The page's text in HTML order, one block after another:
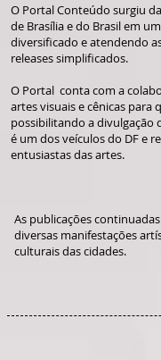
O Portal Conteúdo surgiu
de Brasília e do Brasil em
diversificado e atendendo
releases simplificados.
O Portal conta com a
artes visuais e cênicas para
possibilitando a divulgação
é um dos veículos do DF e
entusiastas das artes.
As publicações
diversas manifestações
culturais das cidades.